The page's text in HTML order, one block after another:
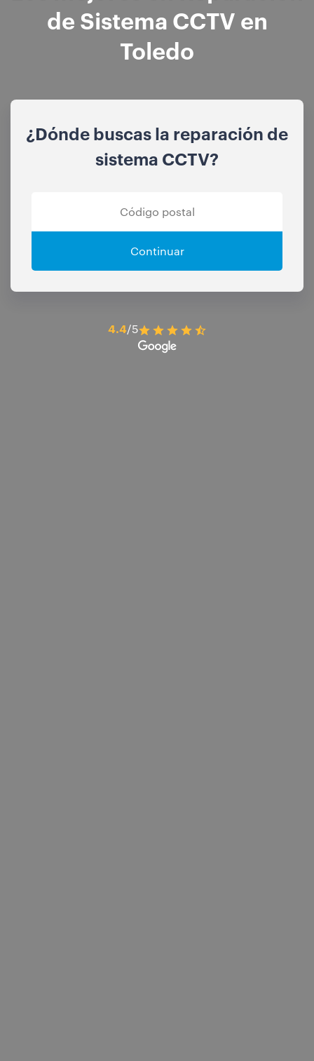
de Sistema CCTV en
Toledo
¿Dónde buscas la reparación de
sistema CCTV?
Continuar
4.4/5